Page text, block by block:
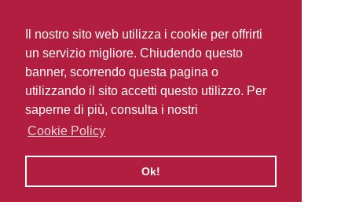
Il nostro sito web utilizza i cookie per offrirti
un servizio migliore. Chiudendo questo
banner, scorrendo questa pagina o
utilizzando il sito accetti questo utilizzo. Per
saperne di più, consulta i nostri
Cookie Policy
Ok!